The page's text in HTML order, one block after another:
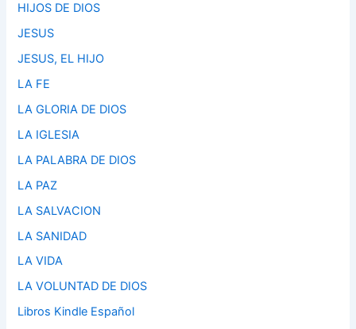
HIJOS DE DIOS
JESUS
JESUS, EL HIJO
LA FE
LA GLORIA DE DIOS
LA IGLESIA
LA PALABRA DE DIOS
LA PAZ
LA SALVACION
LA SANIDAD
LA VIDA
LA VOLUNTAD DE DIOS
Libros Kindle Español